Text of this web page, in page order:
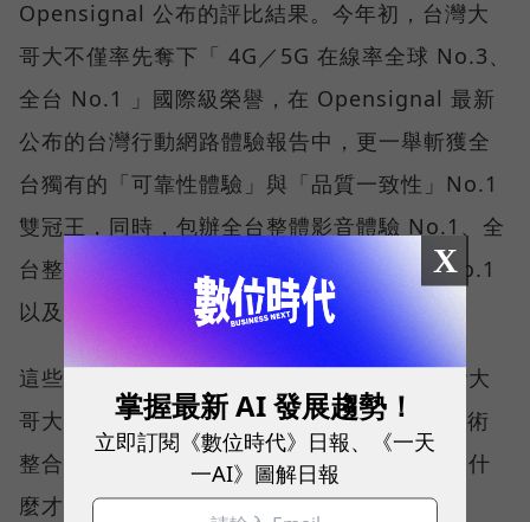
Opensignal 公布的評比結果。今年初，台灣大
哥大不僅率先奪下「 4G／5G 在線率全球 No.3、
全台 No.1 」國際級榮譽，在 Opensignal 最新
公布的台灣行動網路體驗報告中，更一舉斬獲全
台獨有的「可靠性體驗」與「品質一致性」No.1
雙冠王，同時，包辦全台整體影音體驗 No.1、全
台整體語音體驗 No.1、全台 5G 語音體驗 No.1
以及全台網路在線率 No.1 多項榮譽。
這些獎項反映的不只是網路順暢，更代表台灣大
哥大長期投入頻譜布局、基地台建設與 5G 技術
整合所累積的成果，也讓外界重新思考：究竟什
麼才是真正的好網路？
X
掌握最新 AI 發展趨勢！
立即訂閱《數位時代》日報、《一天
一AI》圖解日報